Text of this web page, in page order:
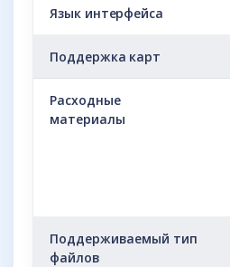
Язык интерфейса
Поддержка карт
Расходные
материалы
Поддерживаемый тип
файлов